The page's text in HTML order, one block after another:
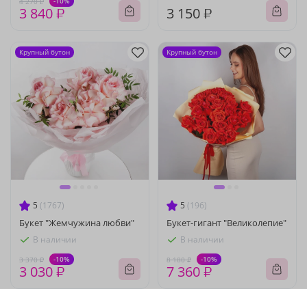
3 840 ₽ 3 150 ₽
5 (1767)
Букет "Жемчужина любви"
В наличии
3 370 ₽ -10%
3 030 ₽
Крупный бутон
5 (196)
Букет-гигант "Великолепие"
В наличии
8 180 ₽ -10%
7 360 ₽
Крупный бутон